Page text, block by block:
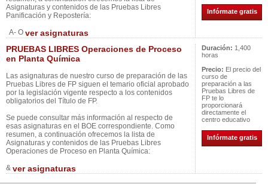
Asignaturas y contenidos de las Pruebas Libres
Panificación y Repostería:
A- O ver asignaturas
Infórmate gratis
PRUEBAS LIBRES Operaciones de Proceso
en Planta Química
Las asignaturas de nuestro curso de preparación de las
Pruebas Libres de FP siguen el temario oficial aprobado
por la legislación vigente respecto a los contenidos
obligatorios del Título de FP.
Se puede consultar más información al respecto de
esas asignaturas en el BOE correspondiente. Como
resumen, a continuación ofrecemos la lista de
Asignaturas y contenidos de las Pruebas Libres
Operaciones de Proceso en Planta Química:
& ver asignaturas
Duración: 1,400
horas
Precio: El precio del
curso de
preparación a las
Pruebas Libres de
FP te lo
proporcionará
directamente el
centro educativo
Infórmate gratis